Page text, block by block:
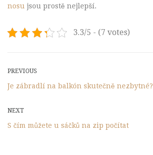
nosu jsou prostě nejlepší.
3.3/5 - (7 votes)
Post
navigation
Previous
Post
PREVIOUS
Je zábradlí na balkón skutečně nezbytné?
Next
Post
NEXT
S čím můžete u sáčků na zip počítat